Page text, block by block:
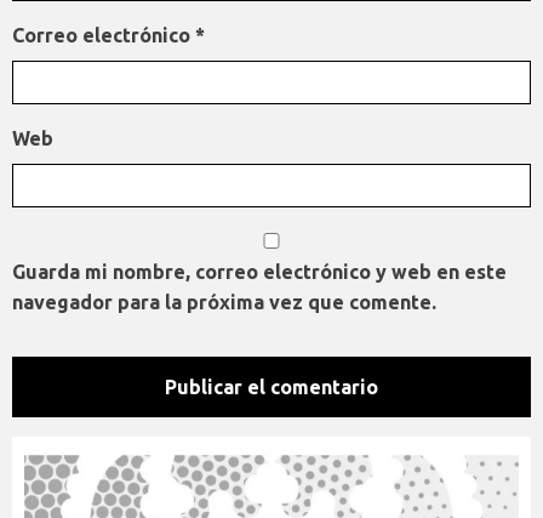
Correo electrónico *
Web
Guarda mi nombre, correo electrónico y web en este
navegador para la próxima vez que comente.